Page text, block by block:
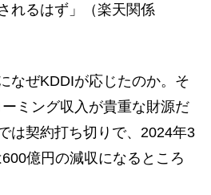
れるはず」（楽天関係
なぜKDDIが応じたのか。そ
ミング収入が貴重な財源だ
は契約打ち切りで、2024年3
億円の減収になるところ